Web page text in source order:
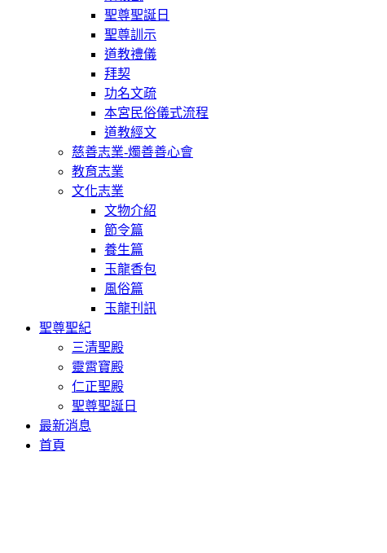
聖尊聖誕日
聖尊訓示
道教禮儀
拜契
功名文疏
本宮民俗儀式流程
道教經文
慈善志業-燭善善心會
教育志業
文化志業
文物介紹
節令篇
養生篇
玉龍香包
風俗篇
玉龍刊訊
聖尊聖紀
三清聖殿
靈霄寶殿
仁正聖殿
聖尊聖誕日
最新消息
首頁